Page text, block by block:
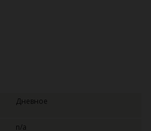
Дневное
n/a